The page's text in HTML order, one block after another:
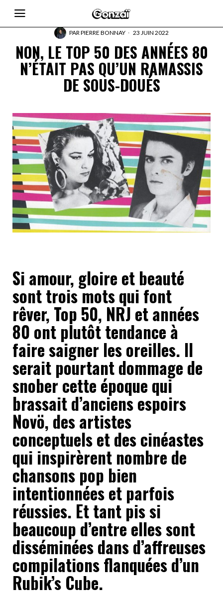
PARPIERRE BONNAY 23 JUIN 2022
NON, LE TOP 50 DES ANNÉES 80
N’ÉTAIT PAS QU’UN RAMASSIS
DE SOUS-DOUÉS
Si amour, gloire et beauté
sont trois mots qui font
rêver, Top 50, NRJ et années
80 ont plutôt tendance à
faire saigner les oreilles. Il
serait pourtant dommage de
snober cette époque qui
brassait d’anciens espoirs
Novö, des artistes
conceptuels et des cinéastes
qui inspirèrent nombre de
chansons pop bien
intentionnées et parfois
réussies. Et tant pis si
beaucoup d’entre elles sont
disséminées dans d’affreuses
compilations flanquées d’un
Rubik’s Cube.